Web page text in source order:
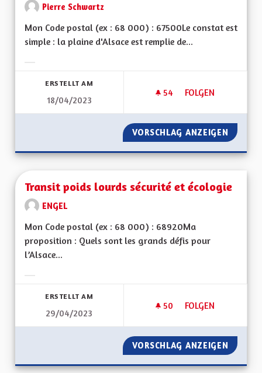
Pierre Schwartz
Mon Code postal (ex : 68 000) : 67500Le constat est
simple : la plaine d'Alsace est remplie de...
ERSTELLT AM
18/04/2023
54 54 FOLLOWER
FOLGEN
TRANSITION
VORSCHLAG ANZEIGEN
Transit poids lourds sécurité et écologie
ENGEL
Mon Code postal (ex : 68 000) : 68920Ma
proposition : Quels sont les grands défis pour
l’Alsace...
ERSTELLT AM
29/04/2023
50 50 FOLLOWER
FOLGEN
TRANSIT POIDS
VORSCHLAG ANZEIGEN